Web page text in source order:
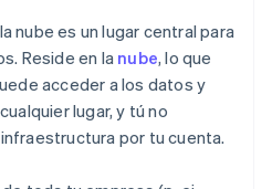
nube es un lugar central para
Reside en la nube, lo que
acceder a los datos y
lugar, y tú no
por tu cuenta.